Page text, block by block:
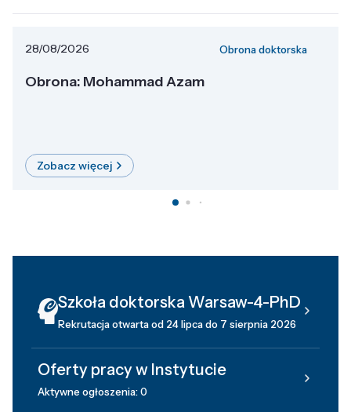
28/08/2026 Obrona doktorska
Obrona: Mohammad Azam
Zobacz więcej
Szkoła doktorska Warsaw-4-PhD
Rekrutacja otwarta od 24 lipca do 7 sierpnia 2026
Oferty pracy w Instytucie
Aktywne ogłoszenia: 0